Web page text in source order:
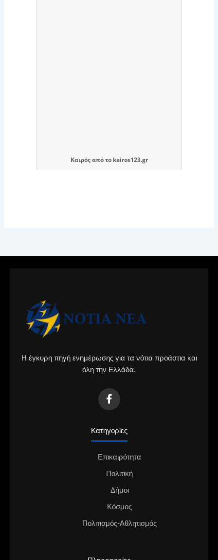
Καιρόςαπό το kairos123.gr
Η έγκυρη πηγή ενημέρωσης για τα νότια προάστια και
όλη την Ελλάδα.
Κατηγορίες
Επικαιρότητα
Πολιτική
Δήμοι
Κόσμος
Πολιτισμός-Αθλητισμός